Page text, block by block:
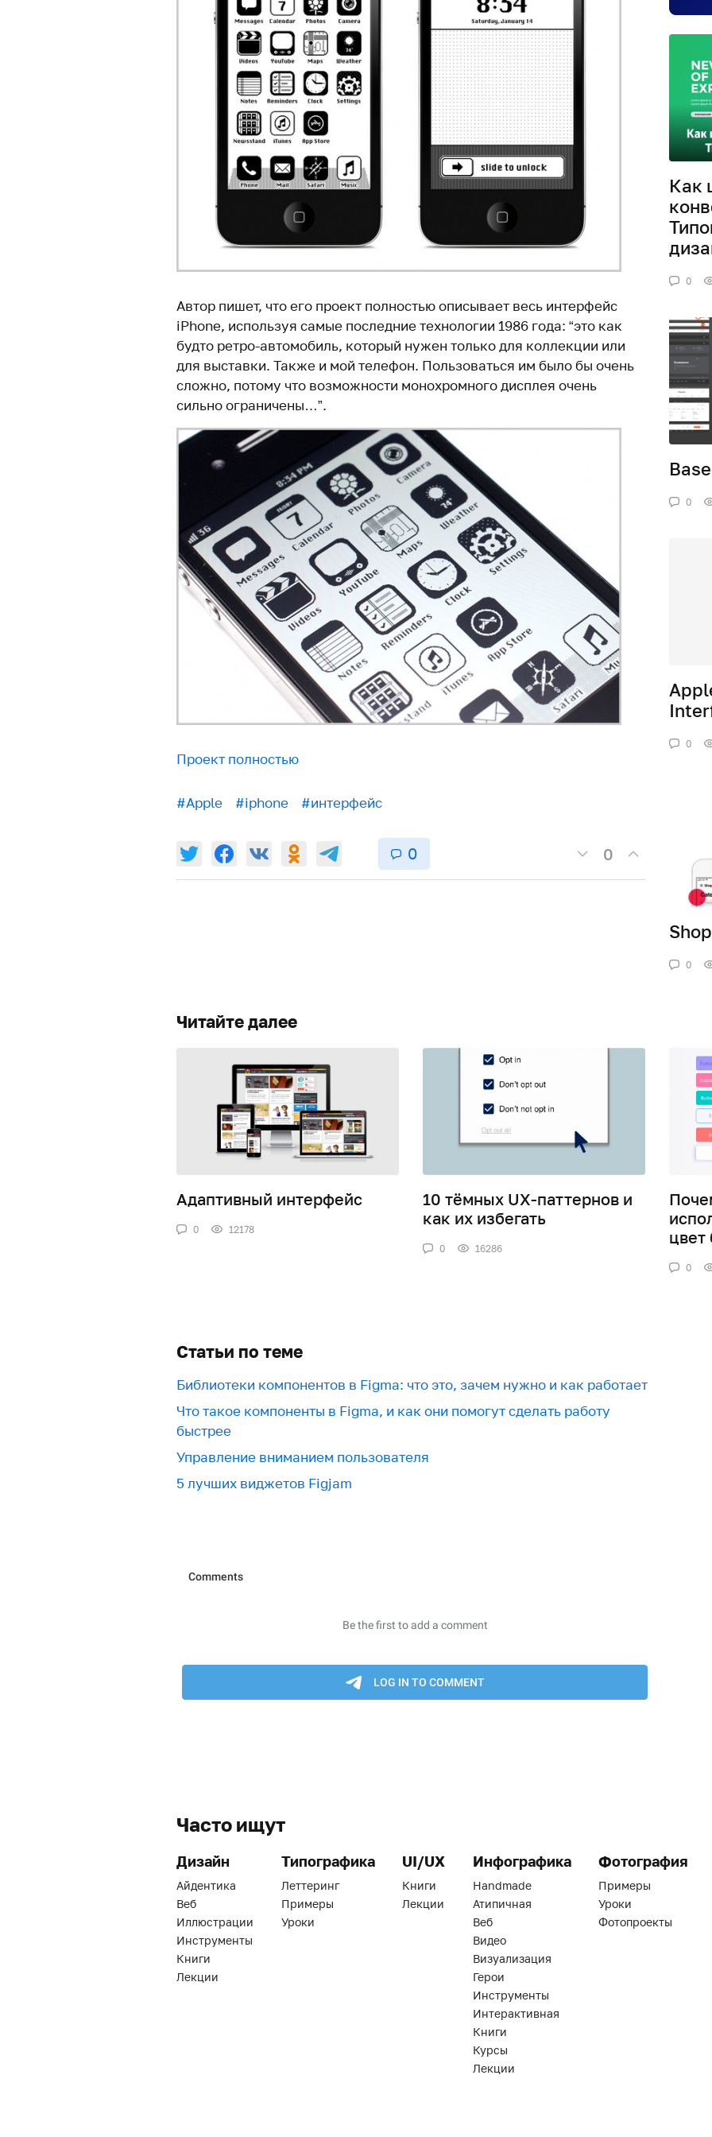
Автор пишет, что его проект полностью описывает весь интерфейс
iPhone, используя самые последние технологии 1986 года: “это как
будто ретро-автомобиль, который нужен только для коллекции или
для выставки. Также и мой телефон. Пользоваться им было бы очень
сложно, потому что возможности монохромного дисплея очень
сильно ограничены…”.
Проект полностью
#Apple #iphone #интерфейс
0 0
Как
0
0
0
0
Читайте далее
Адаптивный интерфейс
0 12178
10 тёмных UX-паттернов и
как их избегать
0 16286
цвет
0
Статьи по теме
Библиотеки компонентов в Figma: что это, зачем нужно и как работает
Что такое компоненты в Figma, и как они помогут сделать работу
быстрее
Управление вниманием пользователя
5 лучших виджетов Figjam
Часто ищут
Дизайн
Айдентика
Веб
Иллюстрации
Инструменты
Книги
Лекции
Типографика
Леттеринг
Примеры
Уроки
UI/UX
Книги
Лекции
Инфографика
Handmade
Атипичная
Веб
Видео
Визуализация
Герои
Инструменты
Интерактивная
Книги
Курсы
Лекции
Фотография
Примеры
Уроки
Фотопроекты